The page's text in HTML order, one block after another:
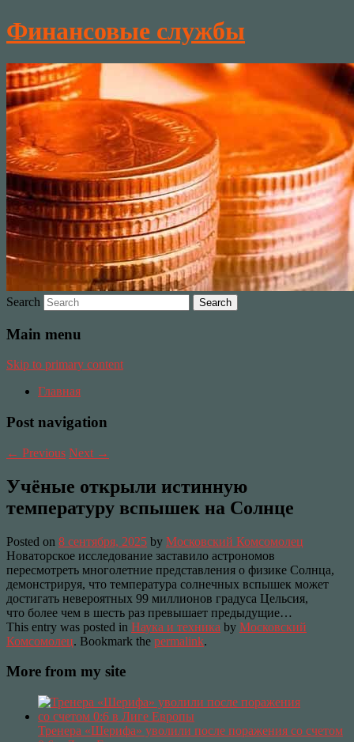
Финансовые службы
Search
Main menu
Skip to primary content
Главная
Post navigation
← Previous Next →
Учёные открыли истинную
температуру вспышек на Солнце
Posted on 8 сентября, 2025 by Московский Комсомолец
Новаторское исследование заставило астрономов
пересмотреть многолетние представления о физике Солнца,
демонстрируя, что температура солнечных вспышек может
достигать невероятных 99 миллионов градуса Цельсия,
что более чем в шесть раз превышает предыдущие…
This entry was posted in Наука и техника by Московский
Комсомолец. Bookmark the permalink.
More from my site
Тренера «Шерифа» уволили после поражения со счетом